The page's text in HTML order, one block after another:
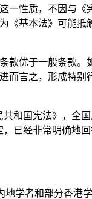
一性质，不因与
《基本法》可能
优于一般条款。
而言之，形成特
和国宪法》，全
已经非常明确地
学者和部分香港学